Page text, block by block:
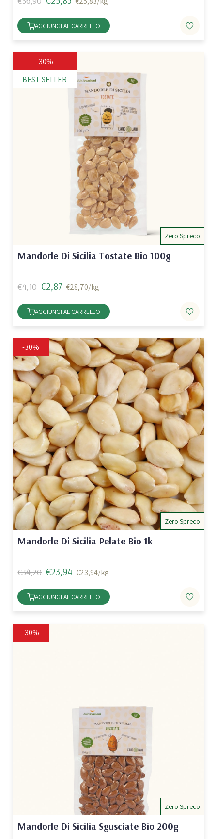
AGGIUNGI AL CARRELLO
Zero Spreco
Mandorle Di Sicilia Tostate Bio 100g
-30%
BEST SELLER
€4,10 €2,87 €28,70/kg
AGGIUNGI AL CARRELLO
Zero Spreco
Mandorle Di Sicilia Pelate Bio 1k
-30%
€34,20 €23,94 €23,94/kg
AGGIUNGI AL CARRELLO
Zero Spreco
Mandorle Di Sicilia Sgusciate Bio 200g
-30%